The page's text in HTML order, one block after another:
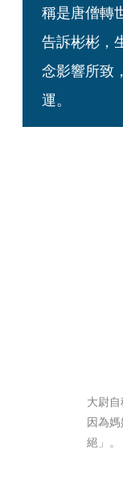
稱是唐僧轉
告訴彬彬，
念影響所致
運。
大尉
因為
絕」。